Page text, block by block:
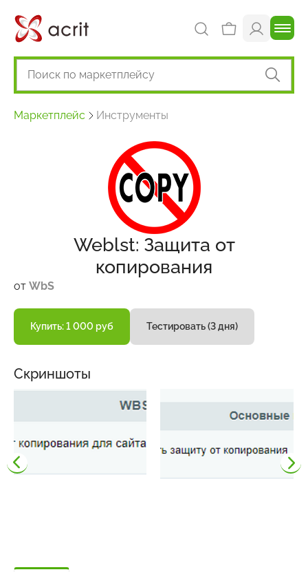
Маркетплейс Инструменты
Weblst: Защита от
копирования
от WbS
Купить: 1 000 руб Тестировать (3 дня)
Скриншоты